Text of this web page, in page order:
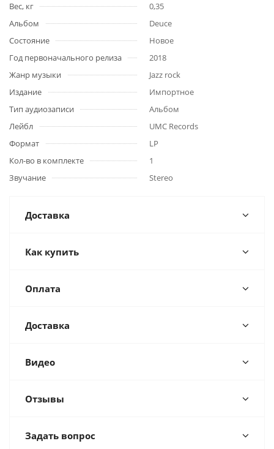
Вес, кг
0,35
Альбом
Deuce
Состояние
Новое
Год первоначального релиза
2018
Жанр музыки
Jazz rock
Издание
Импортное
Тип аудиозаписи
Альбом
Лейбл
UMC Records
Формат
LP
Кол-во в комплекте
1
Звучание
Stereo
Доставка
Как купить
Оплата
Доставка
Видео
Отзывы
Задать вопрос